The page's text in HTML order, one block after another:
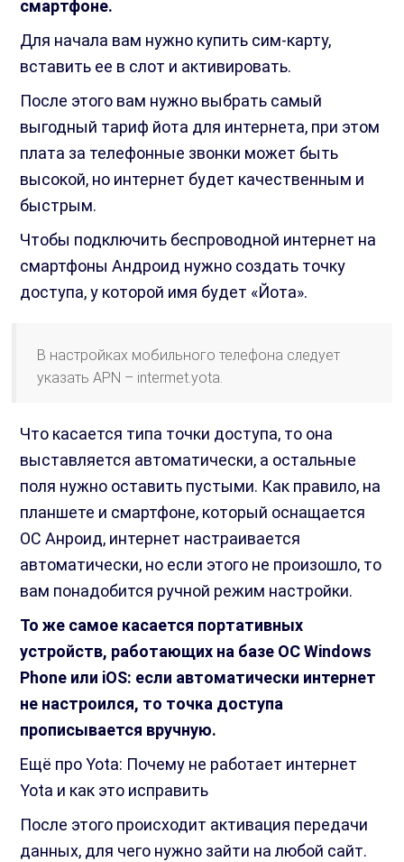
смартфоне.
Для начала вам нужно купить сим-карту,
вставить ее в слот и активировать.
После этого вам нужно выбрать самый
выгодный тариф йота для интернета, при этом
плата за телефонные звонки может быть
высокой, но интернет будет качественным и
быстрым.
Чтобы подключить беспроводной интернет на
смартфоны Андроид нужно создать точку
доступа, у которой имя будет «Йота».
В настройках мобильного телефона следует
указать APN – intermet.yota.
Что касается типа точки доступа, то она
выставляется автоматически, а остальные
поля нужно оставить пустыми. Как правило, на
планшете и смартфоне, который оснащается
ОС Анроид, интернет настраивается
автоматически, но если этого не произошло, то
вам понадобится ручной режим настройки.
То же самое касается портативных
устройств, работающих на базе ОС Windows
Phone или iOS: если автоматически интернет
не настроился, то точка доступа
прописывается вручную.
Ещё про Yota: Почему не работает интернет
Yota и как это исправить
После этого происходит активация передачи
данных, для чего нужно зайти на любой сайт.